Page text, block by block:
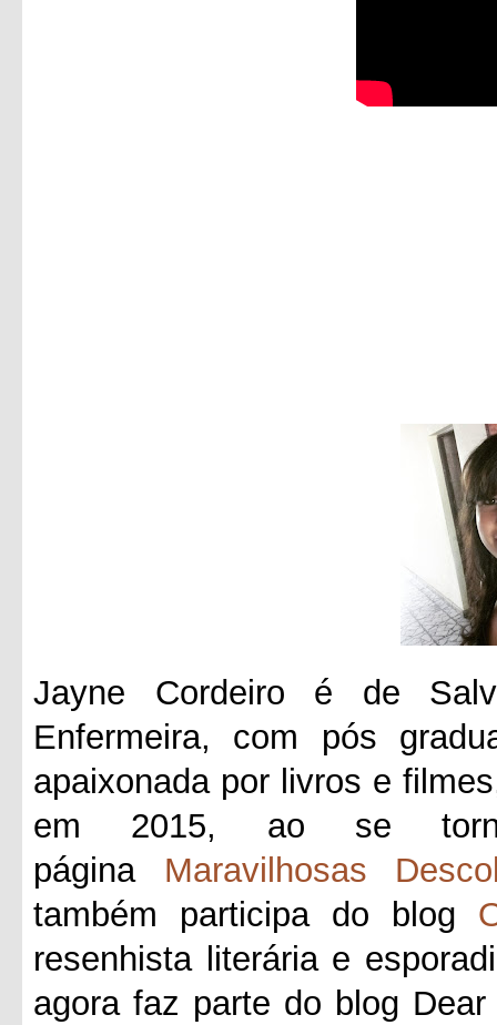
Jayne Cordeiro é de
Enfermeira, com pós
apaixonada por livros e
em 2015, ao se
página Maravilhosas
também participa do blog
resenhista literária e
agora faz parte do blog